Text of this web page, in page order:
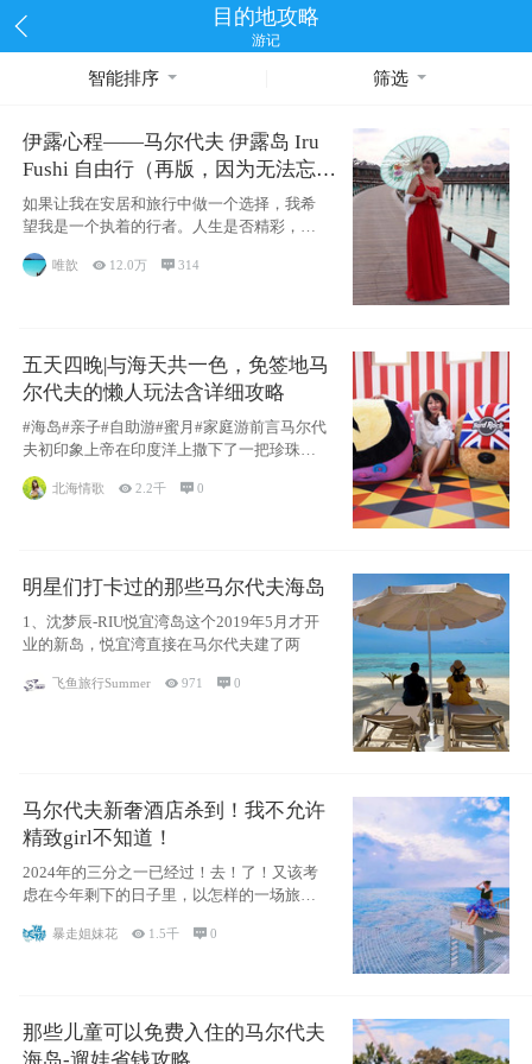
目的地攻略
游记
智能排序 筛选
伊露心程——马尔代夫 伊露岛 Iru
Fushi 自由行（再版，因为无法忘却
的留恋）
如果让我在安居和旅行中做一个选择，我希
望我是一个执着的行者。人生是否精彩，都
源于自己
唯歆  12.0万  314
五天四晚|与海天共一色，免签地马
尔代夫的懒人玩法含详细攻略
#海岛#亲子#自助游#蜜月#家庭游前言马尔代
夫初印象上帝在印度洋上撒下了一把珍珠，
北海情歌 2.2千 0
明星们打卡过的那些马尔代夫海岛
1、沈梦辰-RIU悦宜湾岛这个2019年5月才开
业的新岛，悦宜湾直接在马尔代夫建了两
飞鱼旅行Summer 971 0
马尔代夫新奢酒店杀到！我不允许
精致girl不知道！
2024年的三分之一已经过！去！了！又该考
虑在今年剩下的日子里，以怎样的一场旅行
暴走姐妹花  1.5千 0
那些儿童可以免费入住的马尔代夫